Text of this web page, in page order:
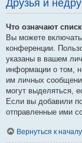
Друзья и
Что означают
Вы можете включать
конференции.
указаны в вашем
информации о том,
им личных
могут выделяться,
Если вы добавили
отправленные ими
Вернуться к началу